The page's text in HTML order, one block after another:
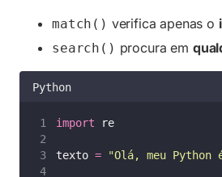
match() verifica apenas o
search() procura em
Python
import re
texto = "Olá, meu